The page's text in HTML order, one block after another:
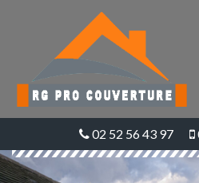
02 52 56 43 97